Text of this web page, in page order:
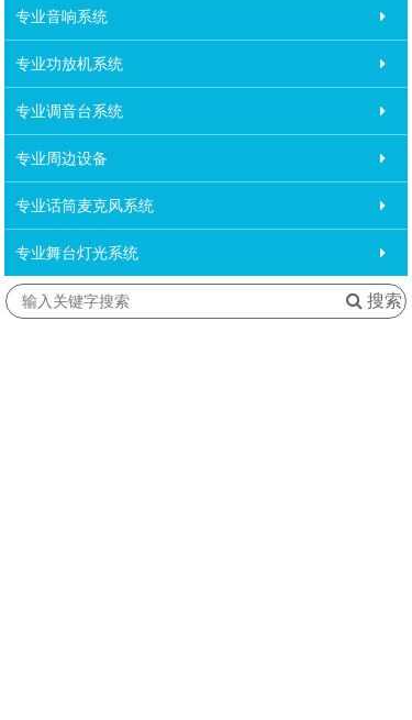
专业音响系统
专业功放机系统
专业调音台系统
专业周边设备
专业话筒麦克风系统
专业舞台灯光系统
搜索